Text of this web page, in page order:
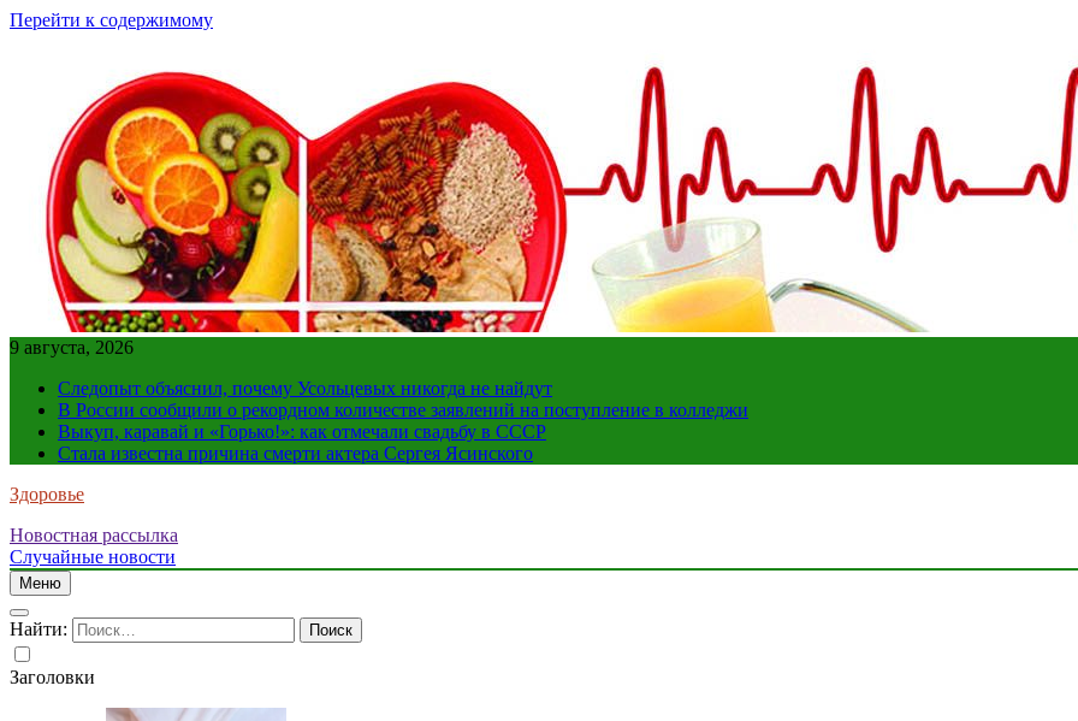
Перейти к содержимому
9 августа, 2026
Следопыт объяснил, почему Усольцевых никогда не найдут
В России сообщили о рекордном количестве заявлений на поступление в колледжи
Выкуп, каравай и «Горько!»: как отмечали свадьбу в СССР
Стала известна причина смерти актера Сергея Ясинского
Здоровье
Новостная рассылка
Случайные новости
Меню
Найти:
Заголовки